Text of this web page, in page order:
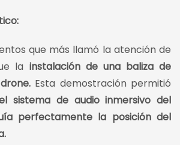
que más llamó la atención de
la instalación de una baliza de
Esta demostración permitió
sistema de audio inmersivo del
perfectamente la posición del